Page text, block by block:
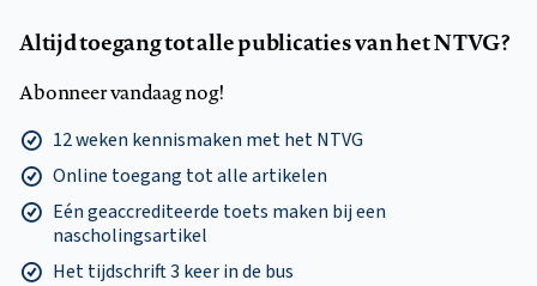
Altijd toegang tot alle publicaties van het NTVG?
Abonneer vandaag nog!
12 weken kennismaken met het NTVG
Online toegang tot alle artikelen
Eén geaccrediteerde toets maken bij een
nascholingsartikel
Het tijdschrift 3 keer in de bus